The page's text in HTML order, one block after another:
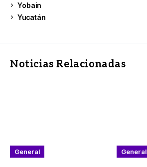
Yobain
Yucatán
Noticias Relacionadas
General General